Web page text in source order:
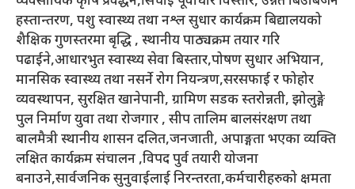
हस्तान्तरण, पशु स्वास्थ्य तथा नश्ल सुधार कार्यक्रम बिद्यालयको
शैक्षिक गुणस्तरमा बृद्धि , स्थानीय पाठ्यक्रम तयार गरि
पढाईने,आधारभुत स्वास्थ्य सेवा बिस्तार,पोषण सुधार अभियान,
मानसिक स्वास्थ्य तथा नसर्ने रोग नियन्त्रण,सरसफाई र फोहोर
व्यवस्थापन, सुरक्षित खानेपानी, ग्रामिण सडक स्तरोन्नती, झोलुङ्गे
पुल निर्माण युवा तथा रोजगार , सीप तालिम बालसंरक्षण तथा
बालमैत्री स्थानीय शासन दलित,जनजाती, अपाङ्गता भएका व्यक्ति
लक्षित कार्यक्रम संचालन ,विपद पुर्व तयारी योजना
बनाउने,सार्वजनिक सुनुवाईलाई निरन्तरता,कर्मचारीहरुको क्षमता